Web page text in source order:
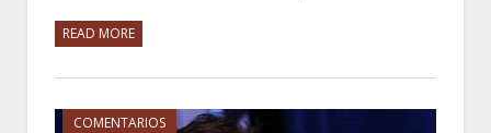
READ MORE
COMENTARIOS